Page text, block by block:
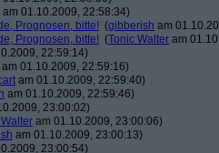
am 01.10.2009, 22:58:34)
Prognosen, bitte! (gibberish am
Prognosen, bitte! (Tonic Walter am
22:59:14)
am 01.10.2009, 22:59:16)
am 01.10.2009, 22:59:40)
am 01.10.2009, 22:59:46)
23:00:02)
am 01.10.2009, 23:00:06)
am 01.10.2009, 23:00:13)
23:00:54)